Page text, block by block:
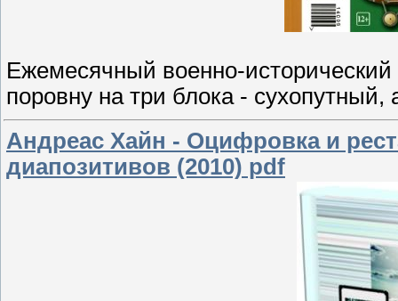
Ежемесячный военно-
поровну на три блока -
Андреас Хайн - Оцифровка и
диапозитивов (2010) pdf